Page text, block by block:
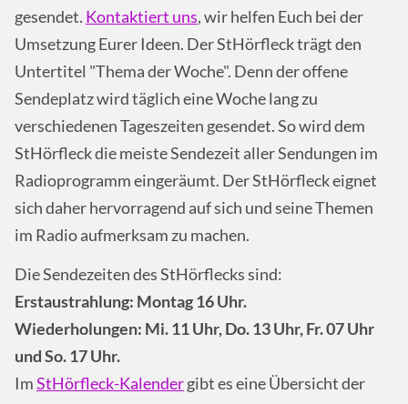
gesendet. Kontaktiert uns, wir helfen Euch bei der
Umsetzung Eurer Ideen. Der StHörfleck trägt den
Untertitel "Thema der Woche". Denn der offene
Sendeplatz wird täglich eine Woche lang zu
verschiedenen Tageszeiten gesendet. So wird dem
StHörfleck die meiste Sendezeit aller Sendungen im
Radioprogramm eingeräumt. Der StHörfleck eignet
sich daher hervorragend auf sich und seine Themen
im Radio aufmerksam zu machen.
Die Sendezeiten des StHörflecks sind:
Erstaustrahlung: Montag 16 Uhr.
Wiederholungen: Mi. 11 Uhr, Do. 13 Uhr, Fr. 07 Uhr
und So. 17 Uhr.
ImStHörfleck-Kalendergibt es eine Übersicht der